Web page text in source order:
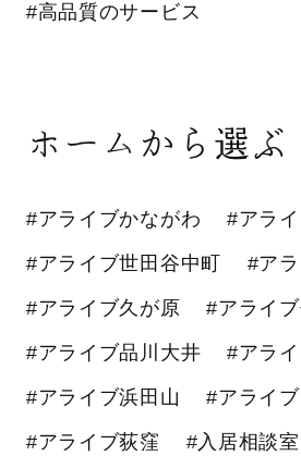
#高品質のサービス
ホームから選ぶ
#アライブかながわ #アラ
#アライブ世田谷中町 #ア
#アライブ久が原 #アライブ
#アライブ品川大井 #アラ
#アライブ浜田山 #アライ
#アライブ荻窪 #入居相談室